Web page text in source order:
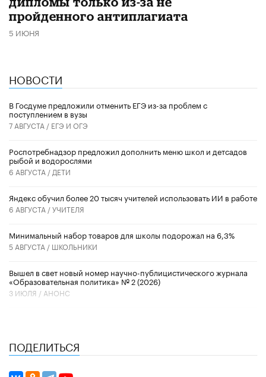
пройденного антиплагиата
5 ИЮНЯ
НОВОСТИ
В Госдуме предложили отменить ЕГЭ из-за проблем с
поступлением в вузы
7 АВГУСТА / ЕГЭ И ОГЭ
Роспотребнадзор предложил дополнить меню школ и детсадов
рыбой и водорослями
6 АВГУСТА / ДЕТИ
​Яндекс обучил более 20 тысяч учителей использовать ИИ в работе
6 АВГУСТА /УЧИТЕЛЯ
Минимальный набор товаров для школы подорожал на 6,3%
5 АВГУСТА / ШКОЛЬНИКИ
Вышел в свет новый номер научно-публицистического журнала
«Образовательная политика» № 2 (2026)
3 ИЮЛЯ / АНОНС
ПОДЕЛИТЬСЯ